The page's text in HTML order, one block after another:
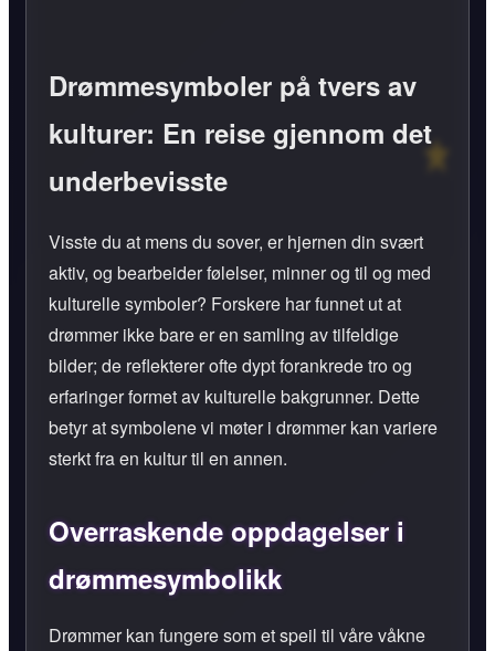
Drømmesymboler på tvers av
kulturer: En reise gjennom det
underbevisste
Visste du at mens du sover, er hjernen din svært
aktiv, og bearbeider følelser, minner og til og med
kulturelle symboler? Forskere har funnet ut at
drømmer ikke bare er en samling av tilfeldige
bilder; de reflekterer ofte dypt forankrede tro og
erfaringer formet av kulturelle bakgrunner. Dette
betyr at symbolene vi møter i drømmer kan variere
sterkt fra en kultur til en annen.
Overraskende oppdagelser i
drømmesymbolikk
Drømmer kan fungere som et speil til våre våkne